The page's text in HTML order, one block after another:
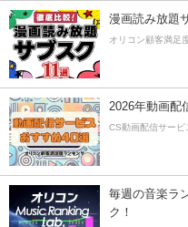
漫画読み放題
オリコン顧客満足
2026年動画配
CS動画配信サービ
毎週の音楽ラ
ク！